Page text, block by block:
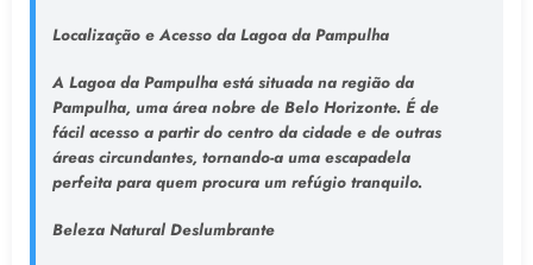
Localização e Acesso da Lagoa da Pampulha
A Lagoa da Pampulha está situada na região da
Pampulha, uma área nobre de Belo Horizonte. É de
fácil acesso a partir do centro da cidade e de outras
áreas circundantes, tornando-a uma escapadela
perfeita para quem procura um refúgio tranquilo.
Beleza Natural Deslumbrante